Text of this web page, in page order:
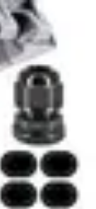
d'électricien